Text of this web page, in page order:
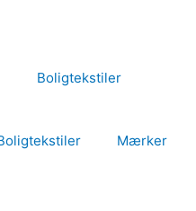
Boligtekstiler​
Mærker